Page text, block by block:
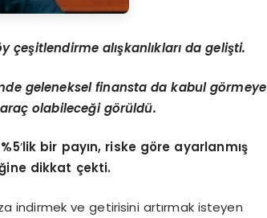
y çeşitlendirme alışkanlıkları da gelişti.
geleneksel finansta da kabul görmeye
olabileceği görüldü.
’lik bir payın, riske göre ayarlanmış
dikkat çekti.
indirmek ve getirisini artırmak isteyen